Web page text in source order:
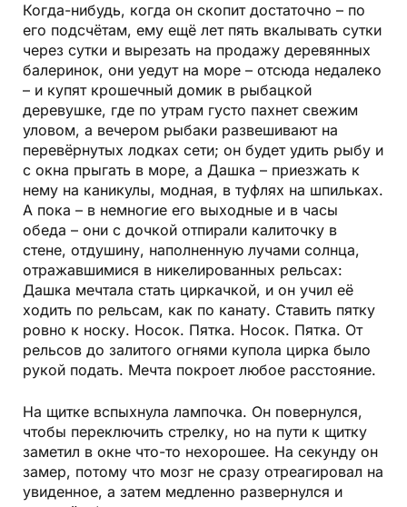
Когда-нибудь, когда он скопит достаточно – по
его подсчётам, ему ещё лет пять вкалывать сутки
через сутки и вырезать на продажу деревянных
балеринок, они уедут на море – отсюда недалеко
– и купят крошечный домик в рыбацкой
деревушке, где по утрам густо пахнет свежим
уловом, а вечером рыбаки развешивают на
перевёрнутых лодках сети; он будет удить рыбу и
с окна прыгать в море, а Дашка – приезжать к
нему на каникулы, модная, в туфлях на шпильках.
А пока – в немногие его выходные и в часы
обеда – они с дочкой отпирали калиточку в
стене, отдушину, наполненную лучами солнца,
отражавшимися в никелированных рельсах:
Дашка мечтала стать циркачкой, и он учил её
ходить по рельсам, как по канату. Ставить пятку
ровно к носку. Носок. Пятка. Носок. Пятка. От
рельсов до залитого огнями купола цирка было
рукой подать. Мечта покроет любое расстояние.
На щитке вспыхнула лампочка. Он повернулся,
чтобы переключить стрелку, но на пути к щитку
заметил в окне что-то нехорошее. На секунду он
замер, потому что мозг не сразу отреагировал на
увиденное, а затем медленно развернулся и